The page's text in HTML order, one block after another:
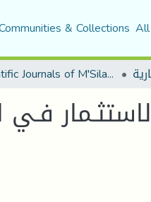
& Collections
Scientific Journals of M'Sila University
فـي